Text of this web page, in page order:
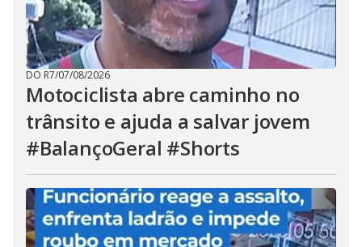
DO R7/07/08/2026
Motociclista abre caminho no
trânsito e ajuda a salvar jovem
#BalançoGeral #Shorts